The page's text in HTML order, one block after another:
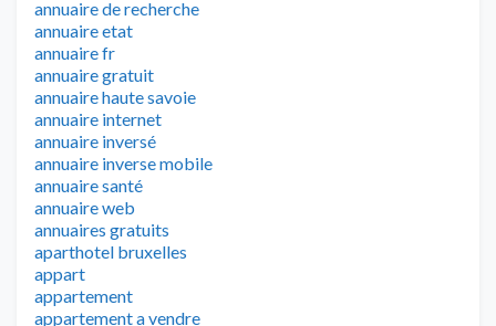
annuaire de recherche
annuaire etat
annuaire fr
annuaire gratuit
annuaire haute savoie
annuaire internet
annuaire inversé
annuaire inverse mobile
annuaire santé
annuaire web
annuaires gratuits
aparthotel bruxelles
appart
appartement
appartement a vendre